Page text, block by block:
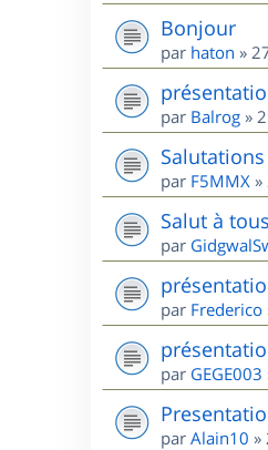
Bonjour
par haton »
par Balrog »
par F5MMX »
Salut à tous
par
par Frederico
par GEGE003
par Alain10 »